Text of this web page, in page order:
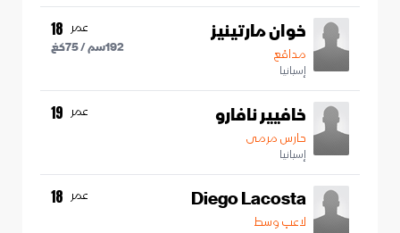
خوان مارتينيز
مدافع
إسبانيا
عمر 18
192سم /75كغ
خافيير نافارو
حارس مرمى
إسبانيا
عمر 19
Diego Lacosta
لاعب وسط
عمر 18